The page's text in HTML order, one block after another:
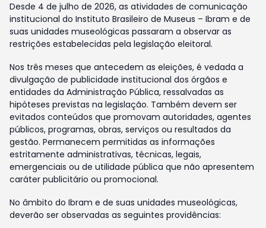
Desde 4 de julho de 2026, as atividades de comunicação
institucional do Instituto Brasileiro de Museus – Ibram e de
suas unidades museológicas passaram a observar as
restrições estabelecidas pela legislação eleitoral.
Nos três meses que antecedem as eleições, é vedada a
divulgação de publicidade institucional dos órgãos e
entidades da Administração Pública, ressalvadas as
hipóteses previstas na legislação. Também devem ser
evitados conteúdos que promovam autoridades, agentes
públicos, programas, obras, serviços ou resultados da
gestão. Permanecem permitidas as informações
estritamente administrativas, técnicas, legais,
emergenciais ou de utilidade pública que não apresentem
caráter publicitário ou promocional.
No âmbito do Ibram e de suas unidades museológicas,
deverão ser observadas as seguintes providências: